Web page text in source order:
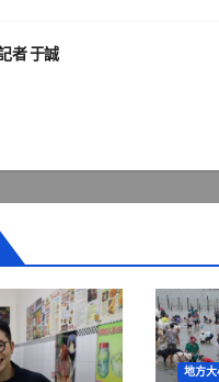
者 于誠
地方大